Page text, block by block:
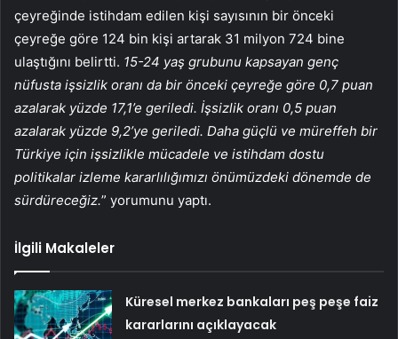
çeyreğinde istihdam edilen kişi sayısının bir önceki
çeyreğe göre 124 bin kişi artarak 31 milyon 724 bine
ulaştığını belirtti. 15-24 yaş grubunu kapsayan genç
nüfusta işsizlik oranı da bir önceki çeyreğe göre 0,7 puan
azalarak yüzde 17,1’e geriledi. İşsizlik oranı 0,5 puan
azalarak yüzde 9,2’ye geriledi. Daha güçlü ve müreffeh bir
Türkiye için işsizlikle mücadele ve istihdam dostu
politikalar izleme kararlılığımızı önümüzdeki dönemde de
sürdüreceğiz.” yorumunu yaptı.
İlgili Makaleler
Küresel merkez bankaları peş peşe faiz
kararlarını açıklayacak